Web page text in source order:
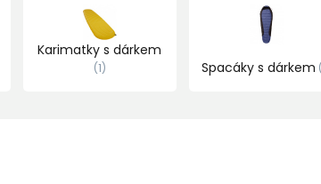
Karimatky s dárkem
1 Spacáky s dárkem